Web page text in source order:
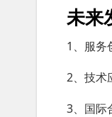
未来
1、服务
2、技术
3、国际